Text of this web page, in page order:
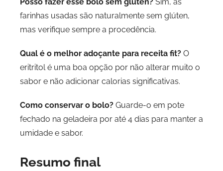
farinhas usadas são naturalmente sem glúten,
mas verifique sempre a procedência.
Qual é o melhor adoçante para receita fit? O
eritritol é uma boa opção por não alterar muito o
sabor e não adicionar calorias significativas.
Como conservar o bolo? Guarde-o em pote
fechado na geladeira por até 4 dias para manter a
umidade e sabor.
Resumo final